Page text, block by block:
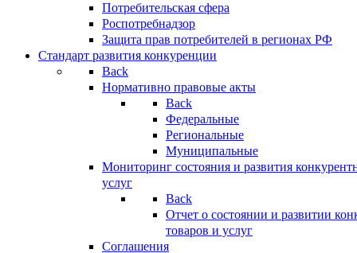
Потребительская сфера
Роспотребнадзор
Защита прав потребителей в регионах РФ
Стандарт развития конкуренции
Back
Нормативно правовые акты
Back
Федеральные
Региональные
Муниципальные
Мониторинг состояния и развития
услуг
Back
Отчет о состоянии и развитии
товаров и услуг
Соглашения